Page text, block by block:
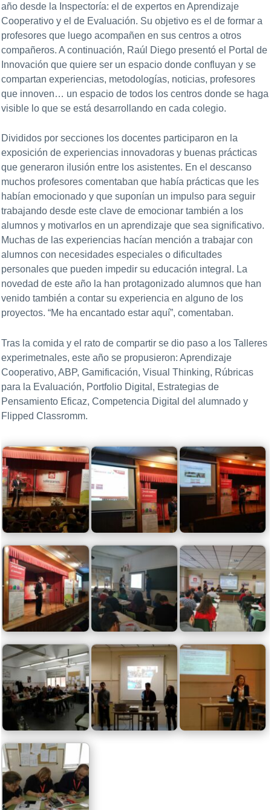
año desde la Inspectoría: el de expertos en Aprendizaje
Cooperativo y el de Evaluación. Su objetivo es el de formar a
profesores que luego acompañen en sus centros a otros
compañeros. A continuación, Raúl Diego presentó el Portal de
Innovación que quiere ser un espacio donde confluyan y se
compartan experiencias, metodologías, noticias, profesores
que innoven… un espacio de todos los centros donde se haga
visible lo que se está desarrollando en cada colegio.
Divididos por secciones los docentes participaron en la
exposición de experiencias innovadoras y buenas prácticas
que generaron ilusión entre los asistentes. En el descanso
muchos profesores comentaban que había prácticas que les
habían emocionado y que suponían un impulso para seguir
trabajando desde este clave de emocionar también a los
alumnos y motivarlos en un aprendizaje que sea significativo.
Muchas de las experiencias hacían mención a trabajar con
alumnos con necesidades especiales o dificultades
personales que pueden impedir su educación integral. La
novedad de este año la han protagonizado alumnos que han
venido también a contar su experiencia en alguno de los
proyectos. “Me ha encantado estar aquí”, comentaban.
Tras la comida y el rato de compartir se dio paso a los Talleres
experimetnales, este año se propusieron: Aprendizaje
Cooperativo, ABP, Gamificación, Visual Thinking, Rúbricas
para la Evaluación, Portfolio Digital, Estrategias de
Pensamiento Eficaz, Competencia Digital del alumnado y
Flipped Classromm.